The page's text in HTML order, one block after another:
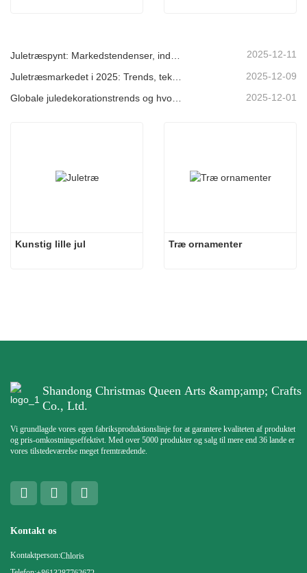
2025-12-11
2025-12-09
2025-12-01
Kunstig lille jul Træ ornamenter
Shandong Christmas Queen Arts &amp;amp; Crafts
Co., Ltd.
Vi grundlagde vores egen fabriksproduktionslinje for at garantere kvaliteten af ​​produktet
og pris-omkostningseffektivt. Med over 5000 produkter og salg til mere end 36 lande er
vores tilstedeværelse meget fremtrædende.
Kontakt os
Kontaktperson:Chloris